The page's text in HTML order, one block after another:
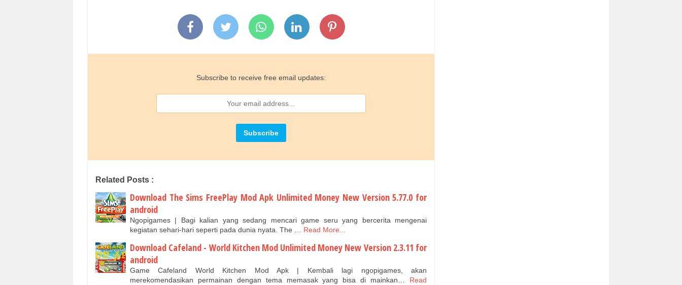
Subscribe to receive free email updates:
Related Posts :
Download The Sims FreePlay Mod Apk Unlimited Money New Version 5.77.0 for
android
Ngopigames | Bagi kalian yang sedang mencari game seru yang bercerita mengenai
kegiatan sehari-hari seperti pada dunia nyata. The …
Read More...
Download Cafeland - World Kitchen Mod Unlimited Money New Version 2.3.11 for
android
Game Cafeland World Kitchen Mod Apk | Kembali lagi ngopigames, akan
merekomendasikan permainan dengan tema memasak yang bisa di mainkan…
Read